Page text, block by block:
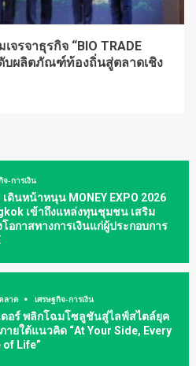
จรจาธุรกิจ “BIO TRADE
ดับผลิตภัณฑ์ท้องถิ่นสู่ตลาดเชิง
จ-การเงิน
เดินหน้าหนุน MONEY EXPO 2026
เข้าถึงแหล่งทุนชุมชน เสริม
โอกาสทางการเงินแก่ผู้ประกอบการ
ลาด เศรษฐกิจ-การเงิน
ดอร์ พลิกโฉมโซลูชันสู่ไลฟ์สไตล์ยุค
ายใต้แนวคิด “At Your Side, Every
of Life”